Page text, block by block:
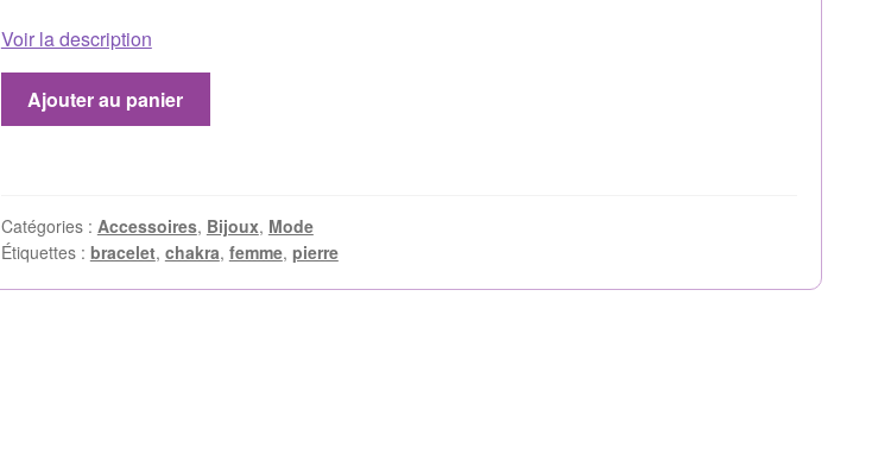
Voir la description
Ajouter au panier
Catégories : Accessoires, Bijoux, Mode
Étiquettes : bracelet, chakra, femme, pierre